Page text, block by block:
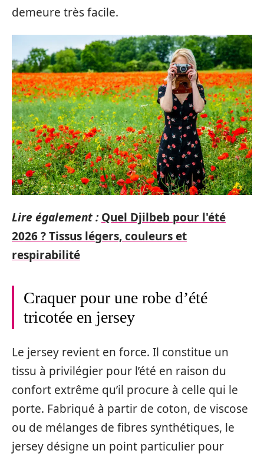
demeure très facile.
Lire également : Quel Djilbeb pour l'été
2026 ? Tissus légers, couleurs et
respirabilité
Craquer pour une robe d’été
tricotée en jersey
Le jersey revient en force. Il constitue un
tissu à privilégier pour l’été en raison du
confort extrême qu’il procure à celle qui le
porte. Fabriqué à partir de coton, de viscose
ou de mélanges de fibres synthétiques, le
jersey désigne un point particulier pour